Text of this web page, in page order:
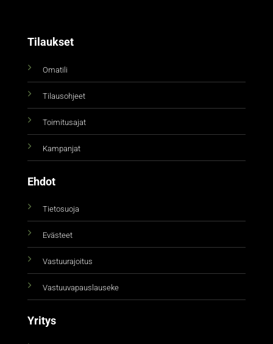
Tilaukset
Omatili
Tilausohjeet
Toimitusajat
Kampanjat
Ehdot
Tietosuoja
Evästeet
Vastuurajoitus
Vastuuvapauslauseke
Yritys